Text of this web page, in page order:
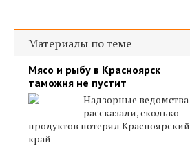
Материалы по теме
Мясо и рыбу в Красноярск
таможня не пустит
Надзорные ведомства
рассказали, сколько
продуктов потерял Красноярский
край